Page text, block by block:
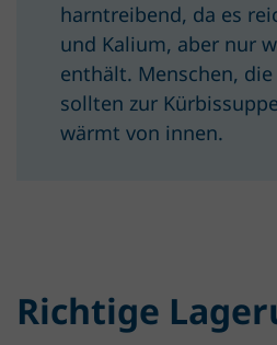
harntreibend, da es
und Kalium, aber nur
enthält. Menschen,
sollten zur
wärmt von innen.
Richtige